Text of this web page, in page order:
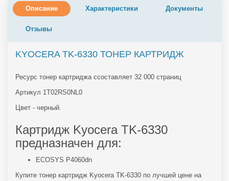
Описание Характеристики Документы
Отзывы
KYOCERA TK-6330 ТОНЕР КАРТРИДЖ
Ресурс тонер картриджа ссоставляет 32 000 страниц
Артикул 1T02RS0NL0
Цвет - черный.
Картридж Kyocera TK-6330
предназначен для:
ECOSYS P4060dn
Купите тонер картридж Kyocera TK-6330 по лучшей цене на